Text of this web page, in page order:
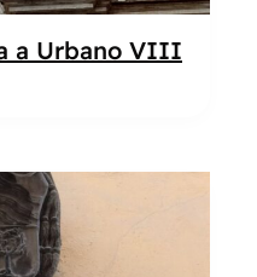
a Urbano VIII